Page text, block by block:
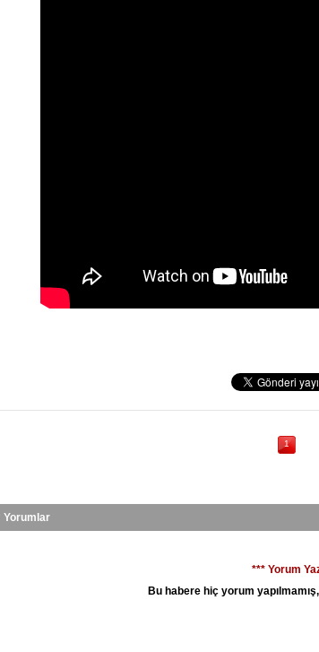
1
Yorumlar
*** Yorum
Bu habere hiç yorum